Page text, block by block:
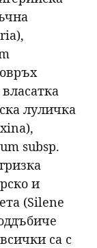
луличка
subsp.
и
(Silene
са с